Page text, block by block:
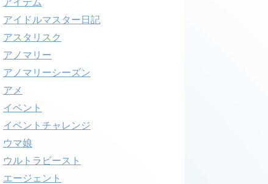
アイテム
アイドルマスター日記
アスタリスク
アノマリー
アノマリーシーズン
アメ
イベント
イベントチャレンジ
ウマ娘
ウルトラビースト
エージェント